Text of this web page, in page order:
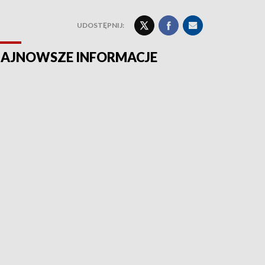
UDOSTĘPNIJ:
INFORMACJE